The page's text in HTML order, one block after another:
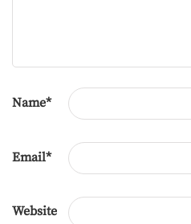
Name*
Email*
Website